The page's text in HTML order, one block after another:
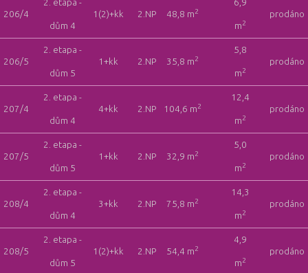
206/4
2. etapa -
dům 4
1(2)+kk 2.NP 48,8 m2
6,9
m2
prodáno
206/5
2. etapa -
dům 5
1+kk 2.NP 35,8 m2
5,8
m2
prodáno
207/4
2. etapa -
dům 4
4+kk 2.NP 104,6 m2
12,4
m2
prodáno
207/5
2. etapa -
dům 5
1+kk 2.NP 32,9 m2
5,0
m2
prodáno
208/4
2. etapa -
dům 4
3+kk 2.NP 75,8 m2
14,3
m2
prodáno
208/5
2. etapa -
dům 5
1(2)+kk 2.NP 54,4 m2
4,9
m2
prodáno